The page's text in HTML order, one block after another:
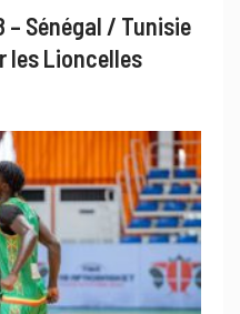
Sénégal / Tunisie
les Lioncelles